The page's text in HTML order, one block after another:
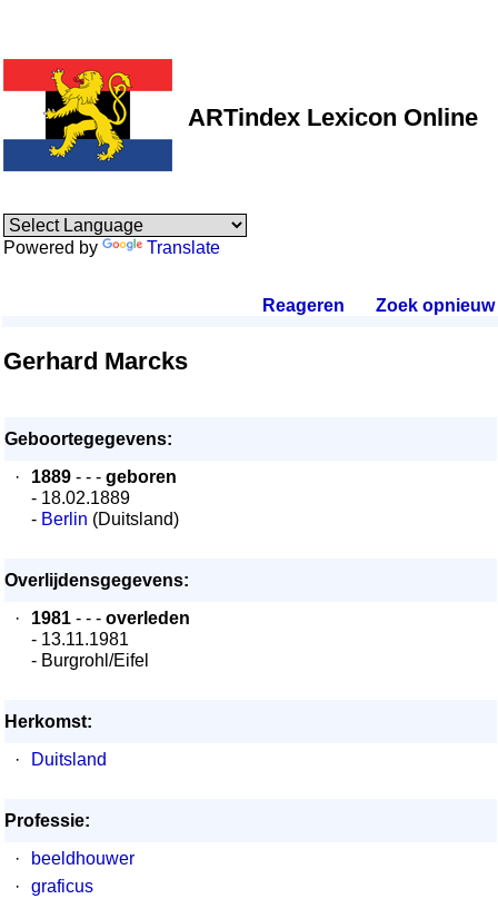
ARTindex Lexicon Online
Powered by Translate
Reageren Zoek opnieuw.
Gerhard Marcks
Geboortegegevens:
·
1889 - - - geboren
- 18.02.1889
- Berlin (Duitsland)
Overlijdensgegevens:
·
1981 - - - overleden
- 13.11.1981
- Burgrohl/Eifel
Herkomst:
·
Duitsland
Professie:
·
beeldhouwer
·
graficus